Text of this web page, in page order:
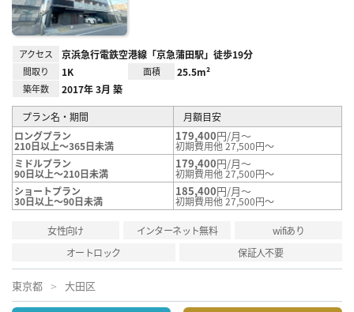
アクセス 京浜急行電鉄空港線「京急蒲田駅」徒歩19分
間取り 1K 面積 25.5m²
築年数 2017年 3月 築
プラン名・期間
月額目安
ロングプラン
210日以上～365日未満
179,400円/月～
初期費用他 27,500円～
ミドルプラン
90日以上～210日未満
179,400円/月～
初期費用他 27,500円～
ショートプラン
30日以上～90日未満
185,400円/月～
初期費用他 27,500円～
女性向け インターネット無料
wifiあり
オートロック
保証人不要
東京都 大田区